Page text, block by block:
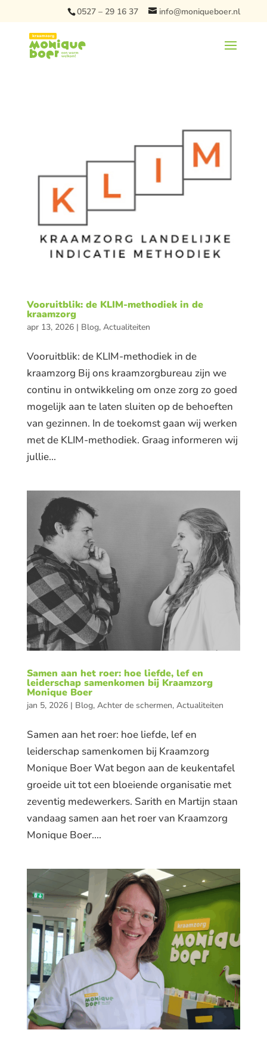
0527 – 29 16 37 info@moniqueboer.nl
Vooruitblik: de KLIM-methodiek in de
kraamzorg
apr 13, 2026| Blog, Actualiteiten
Vooruitblik: de KLIM-methodiek in de
kraamzorg Bij ons kraamzorgbureau zijn we
continu in ontwikkeling om onze zorg zo goed
mogelijk aan te laten sluiten op de behoeften
van gezinnen. In de toekomst gaan wij werken
met de KLIM-methodiek. Graag informeren wij
jullie...
Samen aan het roer: hoe liefde, lef en
leiderschap samenkomen bij Kraamzorg
Monique Boer
jan 5, 2026| Blog, Achter de schermen, Actualiteiten
Samen aan het roer: hoe liefde, lef en
leiderschap samenkomen bij Kraamzorg
Monique Boer Wat begon aan de keukentafel
groeide uit tot een bloeiende organisatie met
zeventig medewerkers. Sarith en Martijn staan
vandaag samen aan het roer van Kraamzorg
Monique Boer....